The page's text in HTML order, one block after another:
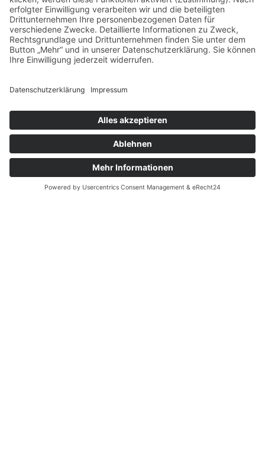
Das sagen unsere
Kunden zu
unseren
Leistungen
Unsere Kundenbewertungen zeigen, warum msisdesign. Die
Markenagentur zu den führenden Agenturen für SEO- und KI-
gestütztes Webdesign in Deutschland zählt. Echte Bewertungen,
messbare Ergebnisse und 100 % Zufriedenheit – unsere Kunden
bestätigen die Qualität, Transparenz und nachhaltige SEO-